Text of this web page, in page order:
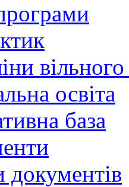
освіта
база
документів